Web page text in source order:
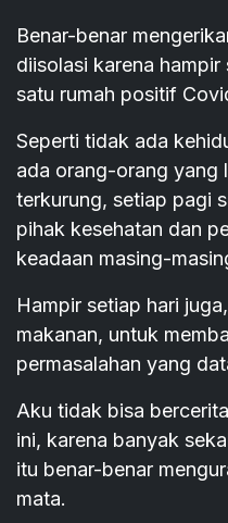
Benar-benar
diisolasi karena
satu rumah positif
Seperti tidak ada
ada orang-orang yang
terkurung, setiap pagi
pihak kesehatan dan
keadaan masing-
Hampir setiap hari
makanan, untuk
permasalahan yang
Aku tidak bisa
ini, karena banyak
itu benar-benar
mata.